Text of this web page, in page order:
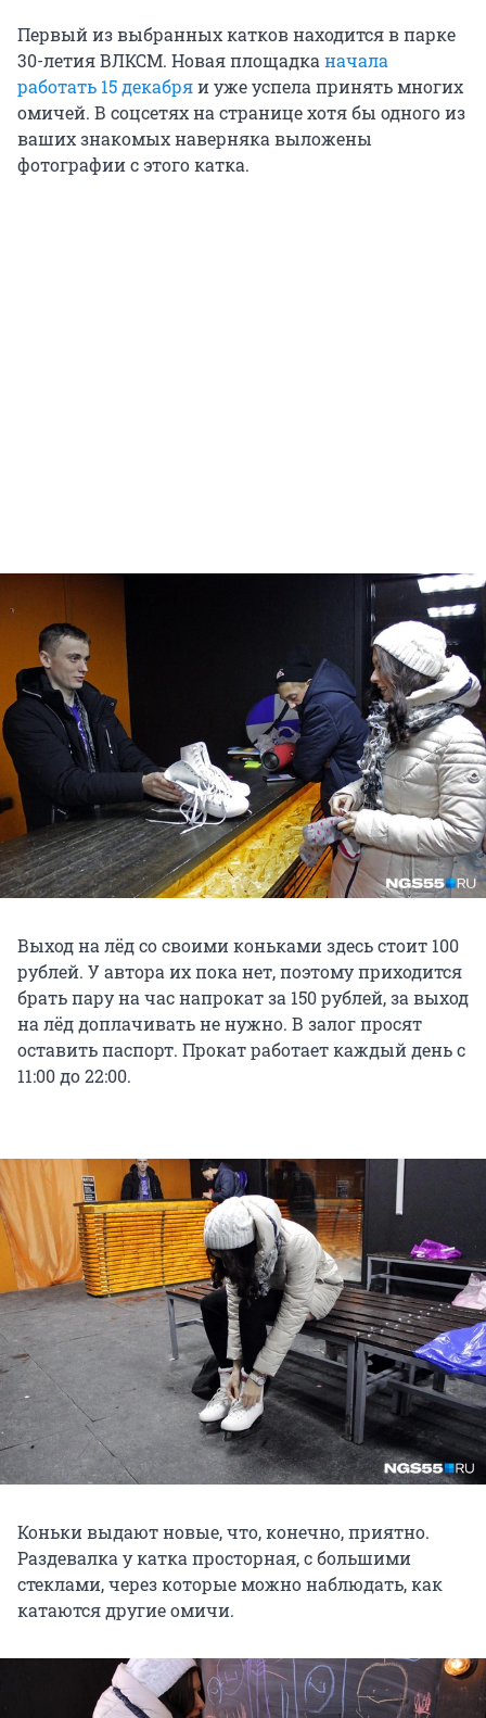
Первый из выбранных катков находится в парке
30-летия ВЛКСМ. Новая площадканачала
работать 15 декабряи уже успела принять многих
омичей. В соцсетях на странице хотя бы одного из
ваших знакомых наверняка выложены
фотографии с этого катка.
Выход на лёд со своими коньками здесь стоит 100
рублей. У автора их пока нет, поэтому приходится
брать пару на час напрокат за 150 рублей, за выход
на лёд доплачивать не нужно. В залог просят
оставить паспорт. Прокат работает каждый день с
11:00 до 22:00.
Коньки выдают новые, что, конечно, приятно.
Раздевалка у катка просторная, с большими
стеклами, через которые можно наблюдать, как
катаются другие омичи.